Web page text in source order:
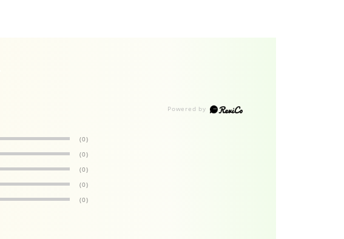
(0)
(0)
(0)
(0)
(0)